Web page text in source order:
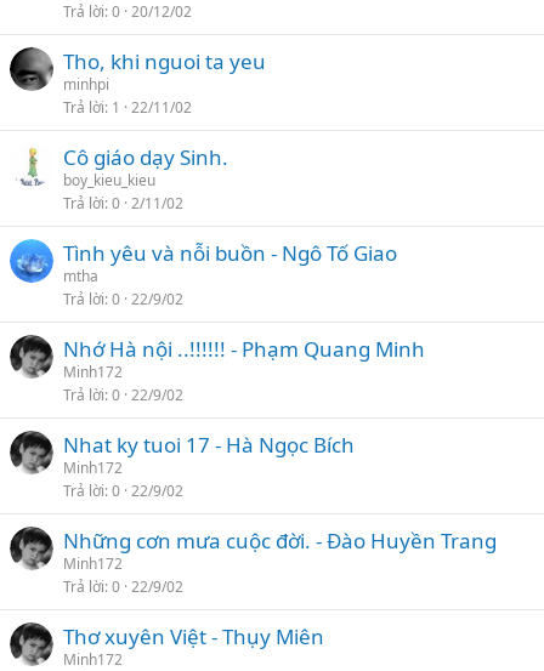
Trả lời 0 20/12/02
Tho, khi nguoi ta yeu
minhpi
Trả lời 1 22/11/02
Cô giáo dạy Sinh.
boy_kieu_kieu
Trả lời 0 2/11/02
Tình yêu và nỗi buồn - Ngô Tố Giao
mtha
Trả lời 0 22/9/02
Nhớ Hà nội ..!!!!!! - Phạm Quang Minh
Minh172
Trả lời 0 22/9/02
Nhat ky tuoi 17 - Hà Ngọc Bích
Minh172
Trả lời 0 22/9/02
Những cơn mưa cuộc đời. - Đào Huyền Trang
Minh172
Trả lời 0 22/9/02
Thơ xuyên Việt - Thụy Miên
Minh172